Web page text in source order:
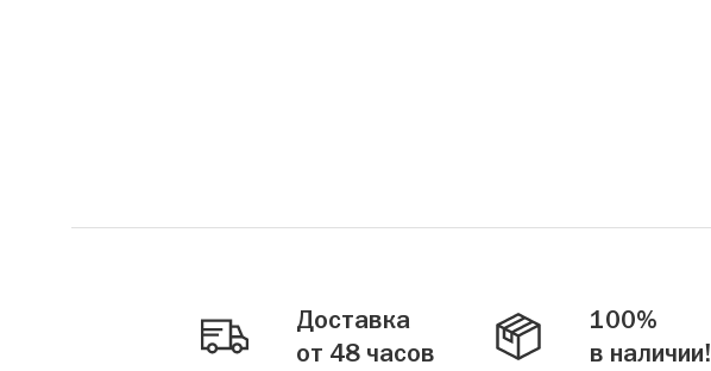
Доставка
от 48 часов
100%
в наличии!